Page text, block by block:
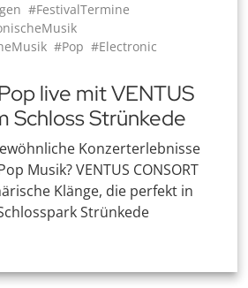
#FestivalTermine
#Pop #Electronic
live mit VENTUS
Schloss Strünkede
Konzerterlebnisse
Musik? VENTUS CONSORT
Klänge, die perfekt in
Strünkede